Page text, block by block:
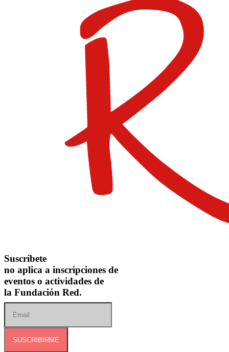
Suscríbete
no aplica a inscripciones de
eventos o actividades de
la Fundación Red.
SUSCRIBIRME